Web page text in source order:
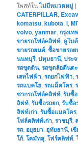
โพสท์ในไม่มีหมวดหมู่ |
CATERPILLAR,
komatsu,kubota,l,
volvo,yanmar,กรุงเทพ
ขายรถโฟล์คลิฟท์, คูโบ
ขายรถยนต์,ซื้อขายรถ
นนทบุรี,ปทุมธานี,ประ
รถขุดดิน,รถขุดล้อตีนต
เลทไฟฟ้า,รถยกไฟฟ้า,
รถแบคโฮ,รถแม็คโคร,
ซากรถโฟล์คลิฟท์,รับซื้
ลิฟท์,รับซื้อรถยก,รับซื้อ
ลิฟท์เก่า,รับซื้อแมคโคร
โฟล์คลิฟท์เก่า,ราชบุรี,
รถ, อยุธยา, อุทัยธานี, เ
โก้,โคมัทสุ,โฟร์คลิฟท์,